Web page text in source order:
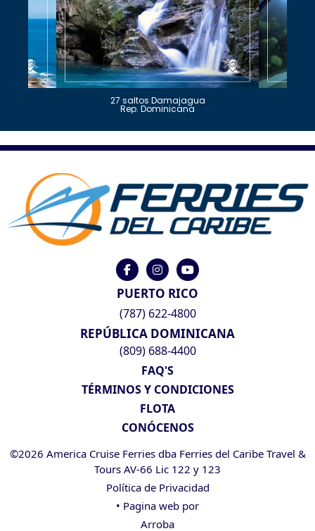
27 saltos Damajagua
Rep. Dominicana
PUERTO RICO
(787) 622-4800
REPÚBLICA DOMINICANA
(809) 688-4400
FAQ'S
TÉRMINOS Y CONDICIONES
FLOTA
CONÓCENOS
©2026 America Cruise Ferries dba Ferries del Caribe Travel &
Tours AV-66 Lic 122 y 123
Política de Privacidad
• Pagina web por
Arroba